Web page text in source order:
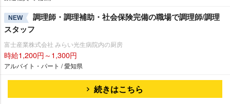
NEW
調理師・調理補助・社会保険完備の職場で調理師/調理
スタッフ
富士産業株式会社 みらい光生病院内の厨房
時給1,200円～1,300円
アルバイト・パート / 愛知県
続きはこちら